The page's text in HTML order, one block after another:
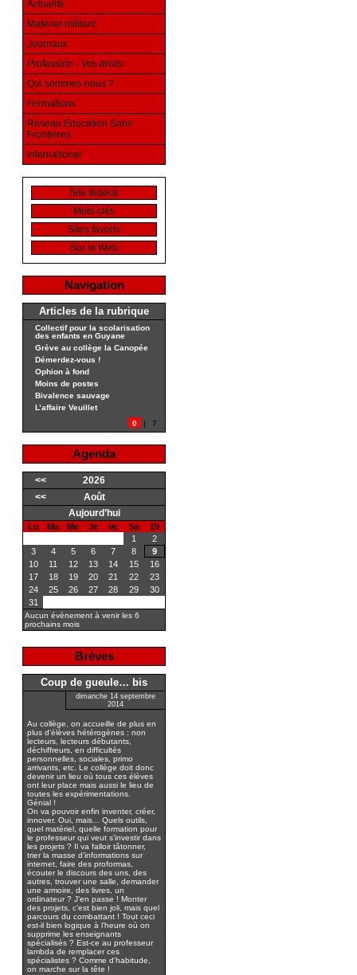
Actualité
Matériel militant
Journaux
Profession - Vos droits
Qui sommes-nous ?
Formations
Réseau Education Sans
Frontières
International
Site fédéral
Mots-clés
Sites favoris
Sur le Web
Navigation
Articles de la rubrique
Collectif pour la scolarisation
des enfants en Guyane
Grève au collège la Canopée
Démerdez-vous !
Ophion à fond
Moins de postes
Bivalence sauvage
L’affaire Veuillet
0
7
Agenda
<<
2026
<<
Août
Aujourd’hui
Lu Ma Me Je Ve Sa
Di
1
2
3
4 5 6 7 8
9
10
11 12 13 14 15
16
17
18 19 20 21 22
23
24
25 26 27 28 29
30
31
Aucun évènement à venir les 6
prochains mois
Brèves
Coup de gueule… bis
dimanche 14 septembre
2014
Au collège, on accueille de plus en
plus d’élèves hétérogènes : non
lecteurs, lecteurs débutants,
déchiffreurs, en difficultés
personnelles, sociales, primo
arrivants, etc. Le collège doit donc
devenir un lieu où tous ces élèves
ont leur place mais aussi le lieu de
toutes les expérimentations.
Génial !
On va pouvoir enfin inventer, créer,
innover. Oui, mais... Quels outils,
quel matériel, quelle formation pour
le professeur qui veut s’investir dans
les projets ? Il va falloir tâtonner,
trier la masse d’informations sur
internet, faire des proformas,
écouter le discours des uns, des
autres, trouver une salle, demander
une armoire, des livres, un
ordinateur ? J’en passe ! Monter
des projets, c’est bien joli, mais quel
parcours du combattant ! Tout ceci
est-il bien logique à l’heure où on
supprime les enseignants
spécialisés ? Est-ce au professeur
lambda de remplacer ces
spécialistes ? Comme d’habitude,
on marche sur la tête !